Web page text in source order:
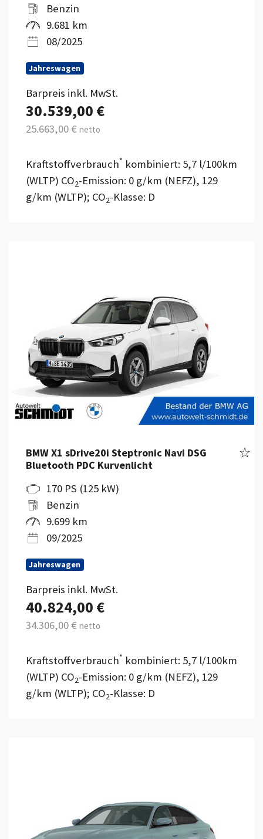
Benzin
9.681 km
08/2025
Jahreswagen
Barpreis inkl. MwSt.
30.539,00 €
25.663,00 € netto
Kraftstoffverbrauch* kombiniert: 5,7 l/100km
(WLTP) CO2-Emission: 0 g/km (NEFZ), 129
g/km (WLTP); CO2-Klasse: D
BMW X1 sDrive20i Steptronic Navi DSG
Bluetooth PDC Kurvenlicht
170 PS (125 kW)
Benzin
9.699 km
09/2025
Jahreswagen
Barpreis inkl. MwSt.
40.824,00 €
34.306,00 € netto
Kraftstoffverbrauch* kombiniert: 5,7 l/100km
(WLTP) CO2-Emission: 0 g/km (NEFZ), 129
g/km (WLTP); CO2-Klasse: D